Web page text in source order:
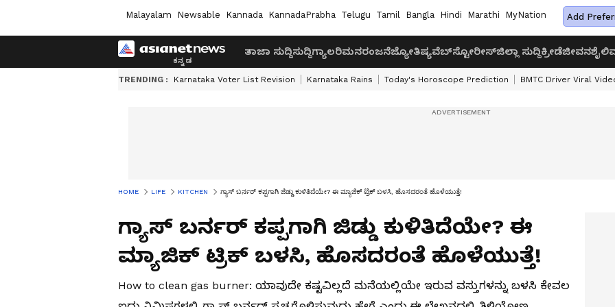
Malayalam Newsable Kannada KannadaPrabha Telugu Tamil Bangla Hindi Marathi MyNation Add
ತಾಜಾ ಸುದ್ದಿಸುದ್ದಿಗ್ಯಾಲರಿಮನರಂಜನೆಜ್ಯೋತಿಷ್ಯವೆಬ್‌ಸ್ಟೋರೀಸ್ಜಿಲ್ಲಾ ಸುದ್ದಿಕ್ರೀಡೆಜೀವನಶೈಲಿ
TRENDING : Karnataka Voter List Revision Karnataka Rains Today's Horoscope Prediction BMTC Driver Viral
HOME LIFE KITCHEN ಗ್ಯಾಸ್ ಬರ್ನರ್ ಕಪ್ಪಗಾಗಿ ಜಿಡ್ಡು ಕುಳಿತಿದೆಯೇ? ಈ ಮ್ಯಾಜಿಕ್ ಟ್ರಿಕ್ ಬಳಸಿ, ಹೊಸದರಂತೆ ಹೊಳೆಯುತ್ತೆ!
ಗ್ಯಾಸ್ ಬರ್ನರ್ ಕಪ್ಪಗಾಗಿ ಜಿಡ್ಡು ಕುಳಿತಿದೆಯೇ? ಈ
ಮ್ಯಾಜಿಕ್ ಟ್ರಿಕ್ ಬಳಸಿ, ಹೊಸದರಂತೆ ಹೊಳೆಯುತ್ತೆ!
How to clean gas burner: ಯಾವುದೇ ಕಷ್ಟವಿಲ್ಲದೆ ಮನೆಯಲ್ಲಿಯೇ ಇರುವ ವಸ್ತುಗಳನ್ನು ಬಳಸಿ ಕೇವಲ